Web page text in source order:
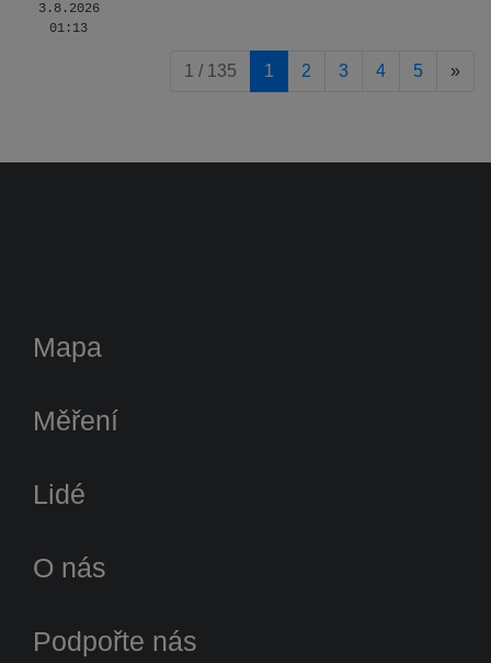
3.8.2026
01:13
1 / 135 1 2 3 4 5 »
Mapa
Měření
Lidé
O nás
Podpořte nás